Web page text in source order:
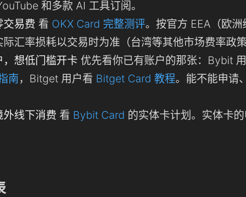
和多款 AI 工具订阅。
交易费 看 OKX Card 完整测评。按官方 EEA（欧洲
汇率损耗以交易时为准（台湾等其他市场费率政策
想低门槛开卡 优先看你已有账户的那张：Bybit
南，Bitget 用户看 Bitget Card 教程。能不能申请
外线下消费 看 Bybit Card 的实体卡计划。实体卡